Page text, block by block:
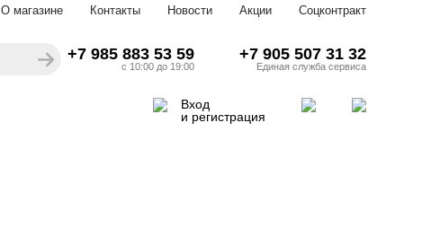
О магазине Контакты Новости Акции Соцконтракт
+7 985 883 53 59
с 10:00 до 19:00
+7 905 507 31 32
Единая служба сервиса
Вход
и регистрация